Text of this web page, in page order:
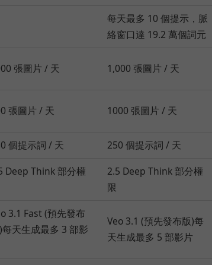
每天最多 10 個提示，脈
絡窗口達 19.2 萬個詞元
張圖片 / 天 1,000 張圖片 / 天
張圖片 / 天 1000 張圖片 / 天
個提示詞 / 天 250 個提示詞 / 天
Deep Think 部分權
2.5 Deep Think 部分權
限
3.1 Fast (預先發布
每天生成最多 3 部影
Veo 3.1 (預先發布版)每
天生成最多 5 部影片